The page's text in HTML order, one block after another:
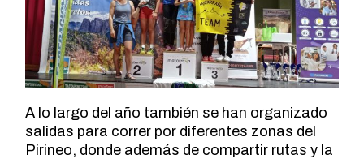
A lo largo del año también se han organizado
salidas para correr por diferentes zonas del
Pirineo, donde además de compartir rutas y la